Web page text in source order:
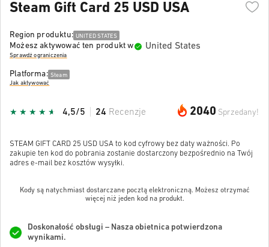
Steam Gift Card 25 USD USA
Region produktu: UNITED STATES
Możesz aktywować ten produkt w United States
Sprawdź ograniczenia
Platforma: Steam
Jak aktywować
2040 Sprzedany!
4,5/5 24 Recenzje
STEAM GIFT CARD 25 USD USA to kod cyfrowy bez daty ważności. Po
zakupie ten kod do pobrania zostanie dostarczony bezpośrednio na Twój
adres e-mail bez kosztów wysyłki.
Kody są natychmiast dostarczane pocztą elektroniczną. Możesz otrzymać
więcej niż jeden kod na produkt.
Doskonałość obsługi – Nasza obietnica potwierdzona
wynikami.